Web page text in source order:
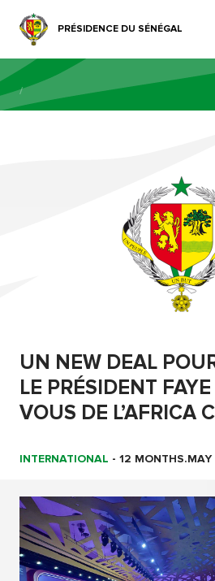
PRÉSIDENCE DU SÉNÉGAL
/
UN NEW DEAL
LE PRÉSIDENT
VOUS DE L’AFRICA
INTERNATIONAL - 12